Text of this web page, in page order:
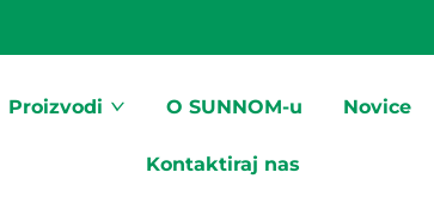
Proizvodi O SUNNOM-u Novice
Kontaktiraj nas